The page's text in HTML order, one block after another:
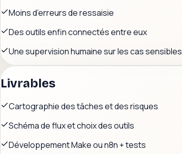
Moins d’erreurs de ressaisie
Des outils enfin connectés entre eux
Une supervision humaine sur les cas sensibles
Livrables
Cartographie des tâches et des risques
Schéma de flux et choix des outils
Développement Make ou n8n + tests